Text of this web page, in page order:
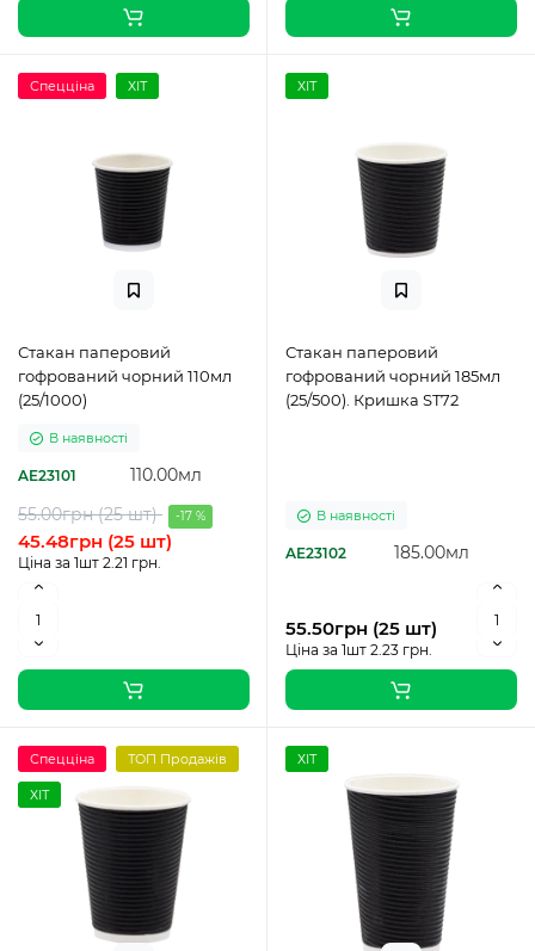
Спецціна ХІТ
Стакан паперовий
гофрований чорний 110мл
(25/1000)
В наявності
AE23101
110.00мл
55.00грн (25 шт)
-17 %
45.48грн (25 шт)
Ціна за 1шт 2.21 грн.
ХІТ
Стакан паперовий
гофрований чорний 185мл
(25/500). Кришка ST72
В наявності
AE23102 185.00мл
55.50грн (25 шт)
Ціна за 1шт 2.23 грн.
Спецціна ТОП Продажів
ХІТ
ХІТ